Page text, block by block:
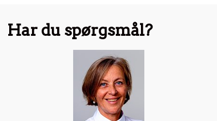
Har du spørgsmål?